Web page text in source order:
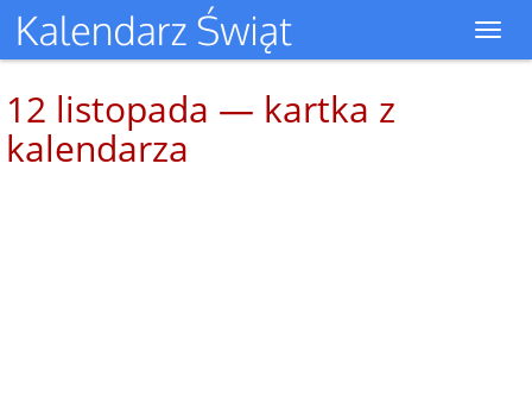
12 listopada — kartka z
kalendarza